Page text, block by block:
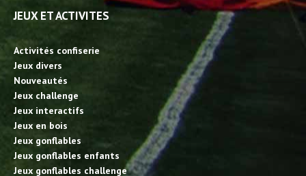
JEUX ET ACTIVITES
Activités confiserie
Jeux divers
Nouveautés
Jeux challenge
Jeux interactifs
Jeux en bois
Jeux gonflables
Jeux gonflables enfants
Jeux gonflables challenge